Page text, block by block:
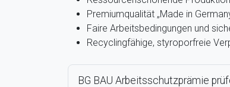
Premiumqualität „Made in
Faire Arbeitsbedingungen und
Recyclingfähige, styroporfreie
BG BAU Arbeitsschutzprämie